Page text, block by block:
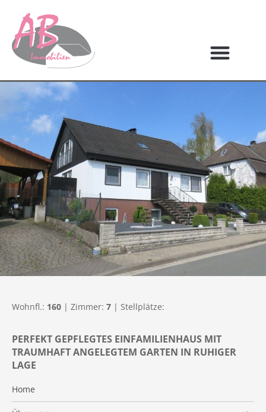
PERFEKT GEPFLEGTES EINFAMILIENHAUS MIT
TRAUMHAFT ANGELEGTEM GARTEN IN RUHIGER
LAGE
Home
Wohnfl.: 160 | Zimmer: 7 | Stellplätze: